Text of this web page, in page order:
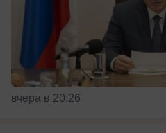
вчера в 20:26